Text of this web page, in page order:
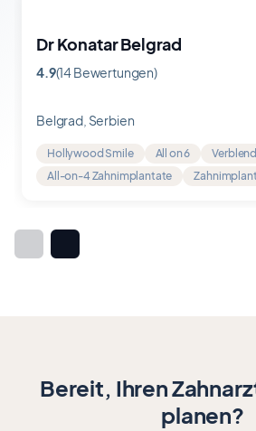
Dr Konatar Belgrad
Bewertung
von
4.9(14 Bewertungen)
Belgrad, Serbien
Hollywood Smile All on 6
All-on-4 Zahnimplantate
1
of
Bereit, Ihren
planen?